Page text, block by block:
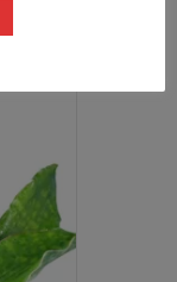
Die
Optionen
auf
gewählt
werden